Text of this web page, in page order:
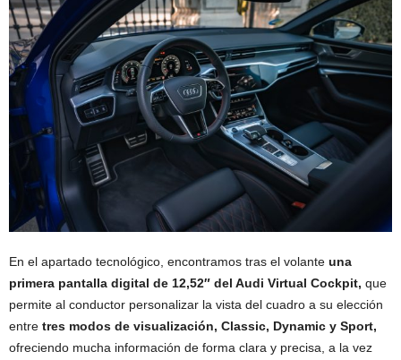
En el apartado tecnológico, encontramos tras el volante una
primera pantalla digital de 12,52″ del Audi Virtual Cockpit, que
permite al conductor personalizar la vista del cuadro a su elección
entre tres modos de visualización, Classic, Dynamic y Sport,
ofreciendo mucha información de forma clara y precisa, a la vez